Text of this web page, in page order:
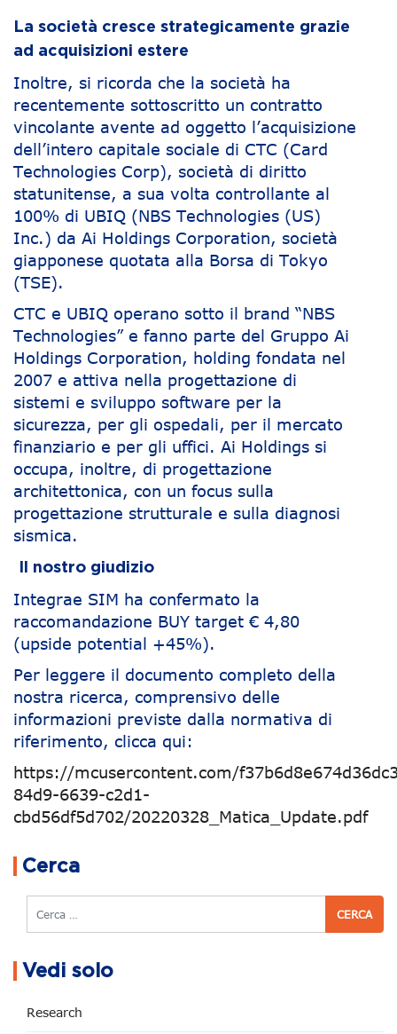
La società cresce strategicamente grazie
ad acquisizioni estere
Inoltre, si ricorda che la società ha
recentemente sottoscritto un contratto
vincolante avente ad oggetto l’acquisizione
dell’intero capitale sociale di CTC (Card
Technologies Corp), società di diritto
statunitense, a sua volta controllante al
100% di UBIQ (NBS Technologies (US)
Inc.) da Ai Holdings Corporation, società
giapponese quotata alla Borsa di Tokyo
(TSE).
CTC e UBIQ operano sotto il brand “NBS
Technologies” e fanno parte del Gruppo Ai
Holdings Corporation, holding fondata nel
2007 e attiva nella progettazione di
sistemi e sviluppo software per la
sicurezza, per gli ospedali, per il mercato
finanziario e per gli uffici. Ai Holdings si
occupa, inoltre, di progettazione
architettonica, con un focus sulla
progettazione strutturale e sulla diagnosi
sismica.
Il nostro giudizio
Integrae SIM ha confermato la
raccomandazione BUY target € 4,80
(upside potential +45%).
Per leggere il documento completo della
nostra ricerca, comprensivo delle
informazioni previste dalla normativa di
riferimento, clicca qui:
https://mcusercontent.com/
84d9-6639-c2d1-
cbd56df5d702/20220328_Matica_Update.pdf
Cerca
Cerca
Vedi solo
Research